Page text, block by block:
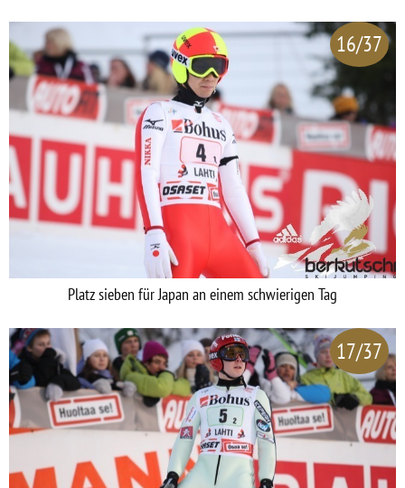
16/37
Platz sieben für Japan an einem schwierigen Tag
17/37